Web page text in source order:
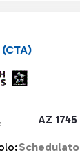
AZ 1745
(CTA)
Schedulato